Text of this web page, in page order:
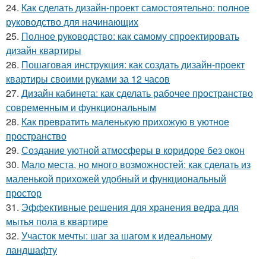
24. Как сделать дизайн-проект самостоятельно: полное
руководство для начинающих
25. Полное руководство: как самому спроектировать
дизайн квартиры
26. Пошаговая инструкция: как создать дизайн-проект
квартиры своими руками за 12 часов
27. Дизайн кабинета: как сделать рабочее пространство
современным и функциональным
28. Как превратить маленькую прихожую в уютное
пространство
29. Создание уютной атмосферы в коридоре без окон
30. Мало места, но много возможностей: как сделать из
маленькой прихожей удобный и функциональный
простор
31. Эффективные решения для хранения ведра для
мытья пола в квартире
32. Участок мечты: шаг за шагом к идеальному
ландшафту